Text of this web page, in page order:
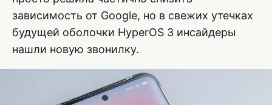
зависимость от Google, но в свежих утечках
будущей оболочки HyperOS 3 инсайдеры
нашли новую звонилку.